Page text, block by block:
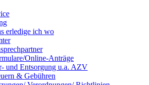
erledige ich wo
Online-Anträge
und Entsorgung u.a. AZV
& Gebühren